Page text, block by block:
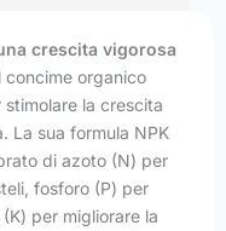
crescita vigorosa
concime organico
la crescita
La sua formula NPK
di azoto (N) per
fosforo (P) per
per migliorare la